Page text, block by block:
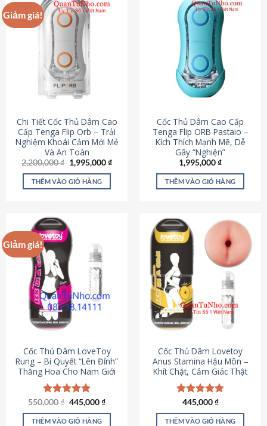
Giảm giá!
Chi Tiết Cốc Thủ Dâm Cao
Cấp Tenga Flip Orb – Trải
Nghiệm Khoái Cảm Mới Mẻ
Và An Toàn
2,200,000₫ Giá
gốc
là:
2,200,000 ₫.
1,995,000₫Giá
THÊM VÀO GIỎ HÀNG
Cốc Thủ Dâm Cao Cấp
Tenga Flip ORB Pastaio –
Kích Thích Mạnh Mẽ, Dễ
Gây “Nghiện”
1,995,000₫
THÊM VÀO GIỎ HÀNG
Giảm giá!
Cốc Thủ Dâm LoveToy
Rung – Bí Quyết “Lên Đỉnh”
Thăng Hoa Cho Nam Giới
Được xếp
hạng5.00
5 sao
550,000₫ Giá
là:
445,000₫Giá
tại
THÊM VÀO GIỎ HÀNG
Cốc Thủ Dâm Lovetoy
Anus Stamina Hậu Môn –
Khít Chặt, Cảm Giác Thật
Được xếp
hạng4.84
5 sao
445,000₫
THÊM VÀO GIỎ HÀNG